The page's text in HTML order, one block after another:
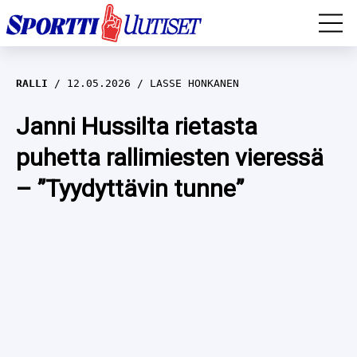
EM-YLEISURHEILU
JÄÄKIEKKO
YLEISURHEILU
WILMA HELTELÄ
TALVILAJIT
RALLI 12.05.2026 LASSE HONKANEN
Janni Hussilta rietasta
puhetta rallimiesten vieressä
– ”Tyydyttävin tunne”